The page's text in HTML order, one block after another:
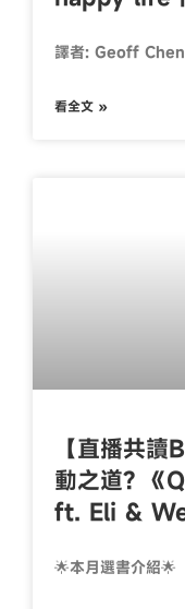
譯者: Geoff
看全文 »
【直播共
動之道? 《
ft. Eli &
🌟本月選書介紹🌟